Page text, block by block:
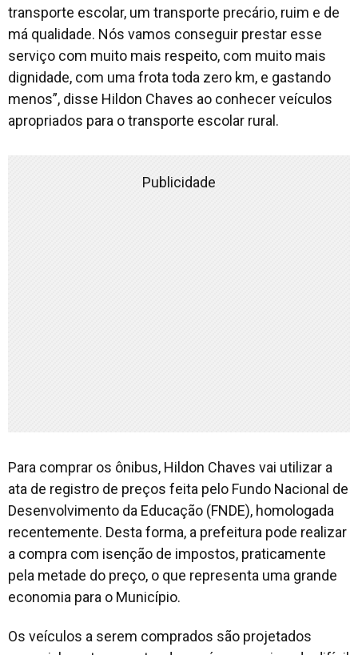
transporte escolar, um transporte precário, ruim e de
má qualidade. Nós vamos conseguir prestar esse
serviço com muito mais respeito, com muito mais
dignidade, com uma frota toda zero km, e gastando
menos”, disse Hildon Chaves ao conhecer veículos
apropriados para o transporte escolar rural.
Publicidade
Para comprar os ônibus, Hildon Chaves vai utilizar a
ata de registro de preços feita pelo Fundo Nacional de
Desenvolvimento da Educação (FNDE), homologada
recentemente. Desta forma, a prefeitura pode realizar
a compra com isenção de impostos, praticamente
pela metade do preço, o que representa uma grande
economia para o Município.
Os veículos a serem comprados são projetados